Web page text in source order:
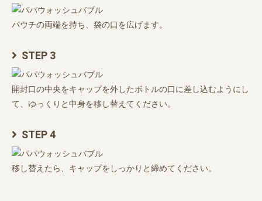
パウチの両端を持ち、袋の口を広げます。
STEP 3
開封口の中央をキャップを外したボトルの口に差し込むようにし
て、ゆっくりと中身を移し替えてください。
STEP 4
移し替えたら、キャップをしっかりと締めてください。